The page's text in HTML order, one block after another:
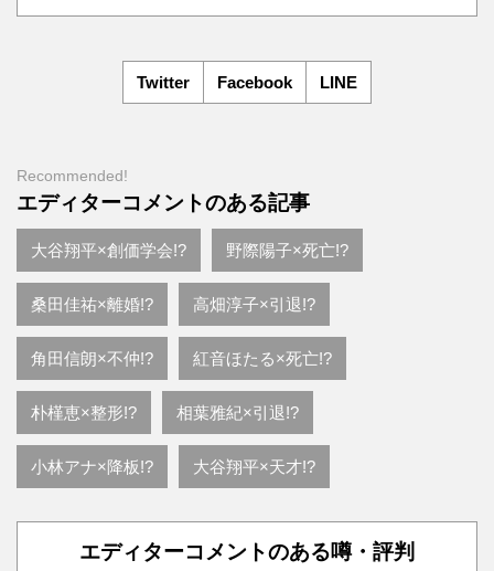
Twitter Facebook LINE
Recommended!
エディターコメントのある記事
大谷翔平×創価学会!? 野際陽子×死亡!?
桑田佳祐×離婚!? 高畑淳子×引退!?
角田信朗×不仲!? 紅音ほたる×死亡!?
朴槿恵×整形!? 相葉雅紀×引退!?
小林アナ×降板!? 大谷翔平×天才!?
エディターコメントのある噂・評判